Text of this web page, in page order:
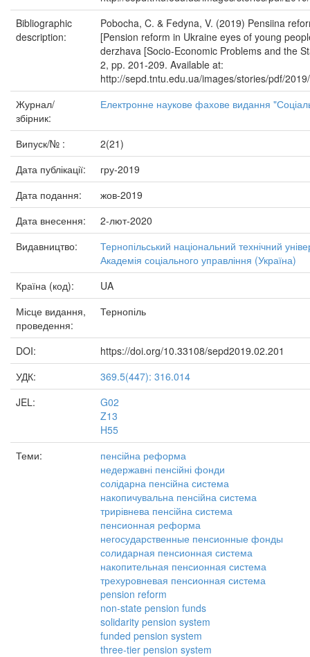
Bibliographic
description:
Pobocha, C. & Fedyna, V. (2019) Pensiina
[Pension reform in Ukraine eyes of young
derzhava [Socio-Economic Problems and the
2, pp. 201-209. Available at:
http://sepd.tntu.edu.ua/images/stories/pdf/
Журнал/
збірник:
Електронне наукове фахове видання
Випуск/№ :
2(21)
Дата публікації:
гру-2019
Дата подання:
жов-2019
Дата внесення:
2-лют-2020
Видавництво:
Тернопільський національний технічний
Академія соціального управління (Україна)
Країна (код):
UA
Місце видання,
проведення:
Тернопіль
DOI:
https://doi.org/10.33108/sepd2019.02.201
УДК:
369.5(447): 316.014
JEL:
G02
Z13
H55
Теми:
пенсійна реформа
недержавні пенсійні фонди
солідарна пенсійна система
накопичувальна пенсійна система
трирівнева пенсійна система
пенсионная реформа
негосударственные пенсионные фонды
солидарная пенсионная система
накопительная пенсионная система
трехуровневая пенсионная система
pension reform
non-state pension funds
solidarity pension system
funded pension system
three-tier pension system